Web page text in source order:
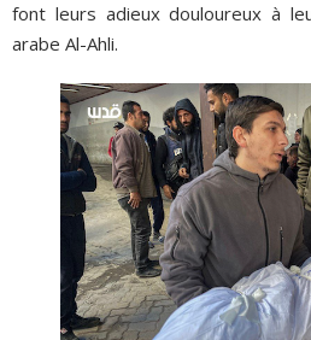
font leurs adieux douloureux à
arabe Al-Ahli.